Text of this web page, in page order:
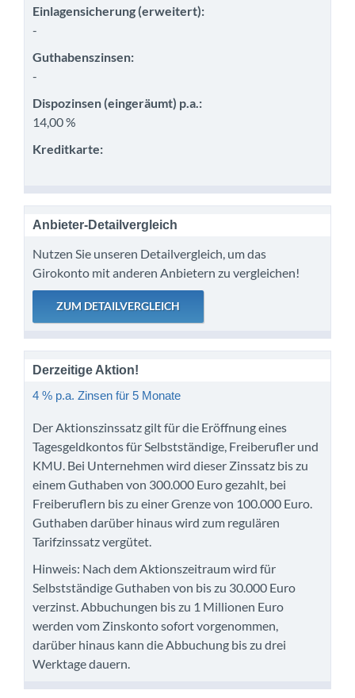
Einlagensicherung (erweitert):
-
Guthabenszinsen:
-
Dispozinsen (eingeräumt) p.a.:
14,00 %
Kreditkarte:
Anbieter-Detailvergleich
Nutzen Sie unseren Detailvergleich, um das
Girokonto mit anderen Anbietern zu vergleichen!
Derzeitige Aktion!
4 % p.a. Zinsen für 5 Monate
Der Aktionszinssatz gilt für die Eröffnung eines
Tagesgeldkontos für Selbstständige, Freiberufler und
KMU. Bei Unternehmen wird dieser Zinssatz bis zu
einem Guthaben von 300.000 Euro gezahlt, bei
Freiberuflern bis zu einer Grenze von 100.000 Euro.
Guthaben darüber hinaus wird zum regulären
Tarifzinssatz vergütet.
Hinweis: Nach dem Aktionszeitraum wird für
Selbstständige Guthaben von bis zu 30.000 Euro
verzinst. Abbuchungen bis zu 1 Millionen Euro
werden vom Zinskonto sofort vorgenommen,
darüber hinaus kann die Abbuchung bis zu drei
Werktage dauern.